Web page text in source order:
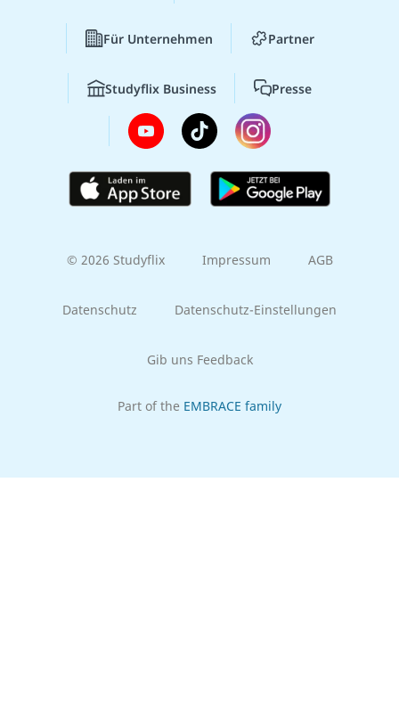
Für Unternehmen Partner
Studyflix Business Presse
© 2026 Studyflix Impressum AGB
Datenschutz Datenschutz-Einstellungen
Gib uns Feedback
Part of the EMBRACE family